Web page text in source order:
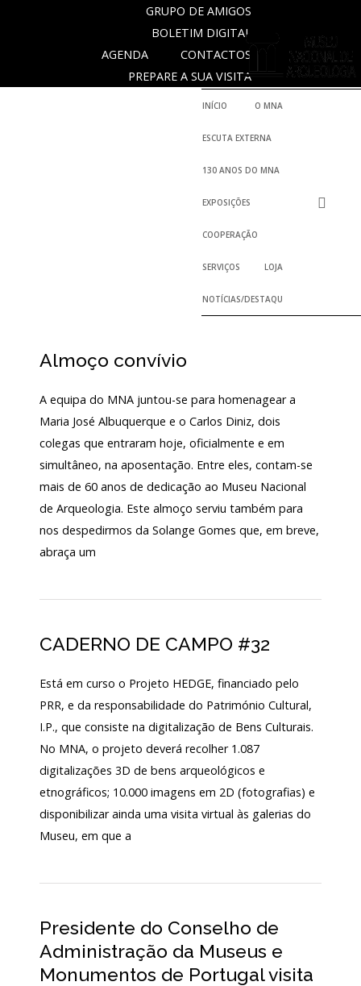
Login
Início
MNA
ESCUTA
EXTERNA
MNA
Exposições
Serviços
LOJA
Notícias/Destaques
GRUPO DE AMIGOS
BOLETIM DIGITAL
CONTACTOS
AGENDA
PREPARE A SUA VISITA
INÍCIO O MNA
ESCUTA EXTERNA
130 ANOS DO MNA
EXPOSIÇÕES
COOPERAÇÃO
SERVIÇOS LOJA
NOTÍCIAS/DESTAQUES
Almoço convívio
A equipa do MNA juntou-se para homenagear a
Maria José Albuquerque e o Carlos Diniz, dois
colegas que entraram hoje, oficialmente e em
simultâneo, na aposentação. Entre eles, contam-se
mais de 60 anos de dedicação ao Museu Nacional
de Arqueologia. Este almoço serviu também para
nos despedirmos da Solange Gomes que, em breve,
abraça um
CADERNO DE CAMPO #32
Está em curso o Projeto HEDGE, financiado pelo
PRR, e da responsabilidade do Património Cultural,
I.P., que consiste na digitalização de Bens Culturais.
No MNA, o projeto deverá recolher 1.087
digitalizações 3D de bens arqueológicos e
etnográficos; 10.000 imagens em 2D (fotografias) e
disponibilizar ainda uma visita virtual às galerias do
Museu, em que a
Presidente do Conselho de
Administração da Museus e
Monumentos de Portugal visita